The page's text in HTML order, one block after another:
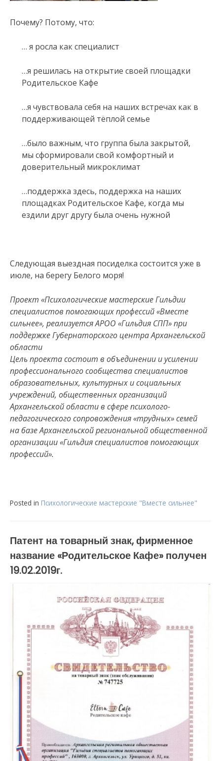
Почему? Потому, что:
… я росла как специалист
…я решилась на открытие своей площадки
Родительское Кафе
…я чувствовала себя на наших встречах как в
поддерживающей тёплой семье
…было важным, что группа была закрытой,
мы сформировали свой комфортный и
доверительный микроклимат
…поддержка здесь, поддержка на наших
площадках Родительское Кафе, когда мы
ездили друг другу была очень нужной
Следующая выездная посиделка состоится уже в
июле, на берегу Белого моря!
Проект «Психологические мастерские Гильдии
специалистов помогающих профессий «Вместе
сильнее», реализуется АРОО «Гильдия СПП» при
поддержке Губернаторского центра Архангельской
области
Цель проекта состоит в объединении и усилении
профессионального сообщества специалистов
образовательных, культурных и социальных
учреждений, общественных организаций
Архангельской области в сфере психолого-
педагогического сопровождения «трудных» семей
на базе Архангельской региональной общественной
организации «Гильдия специалистов помогающих
профессий».
Posted in Психологические мастерские "Вместе сильнее"
по
записям
Патент на товарный знак, фирменное
название «Родительское Кафе» получен
19.02.2019г.